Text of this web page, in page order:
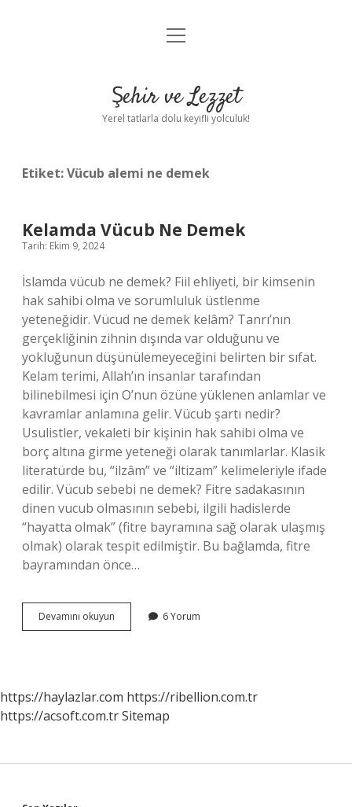
Anasayfa
Yasal Uyarı
menüyü
Şehir ve Lezzet
Yerel tatlarla dolu keyifli yolculuk!
Etiket:Vücub alemi ne demek
Kelamda Vücub Ne Demek
Tarih: Ekim 9, 2024
İslamda vücub ne demek? Fiil ehliyeti, bir kimsenin
hak sahibi olma ve sorumluluk üstlenme
yeteneğidir. Vücud ne demek kelâm? Tanrı’nın
gerçekliğinin zihnin dışında var olduğunu ve
yokluğunun düşünülemeyeceğini belirten bir sıfat.
Kelam terimi, Allah’ın insanlar tarafından
bilinebilmesi için O’nun özüne yüklenen anlamlar ve
kavramlar anlamına gelir. Vücub şartı nedir?
Usulistler, vekaleti bir kişinin hak sahibi olma ve
borç altına girme yeteneği olarak tanımlarlar. Klasik
literatürde bu, “ilzâm” ve “iltizam” kelimeleriyle ifade
edilir. Vücub sebebi ne demek? Fitre sadakasının
dinen vucub olmasının sebebi, ilgili hadislerde
“hayatta olmak” (fitre bayramına sağ olarak ulaşmış
olmak) olarak tespit edilmiştir. Bu bağlamda, fitre
bayramından önce…
Devamını okuyun Kelamda
Vücub
6 Yorum
https://haylazlar.com https://ribellion.com.tr
https://acsoft.com.trSitemap